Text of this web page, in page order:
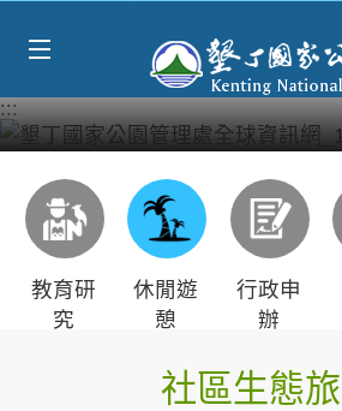
:::
教育研
究
休閒遊
憩
行政申
辦
社區生態